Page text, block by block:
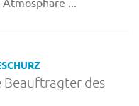
des